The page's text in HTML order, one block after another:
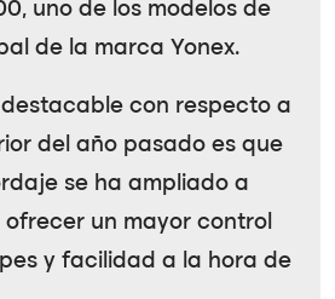
uno de los modelos de
de la marca Yonex.
con respecto a
del año pasado es que
se ha ampliado a
ofrecer un mayor control
y facilidad a la hora de